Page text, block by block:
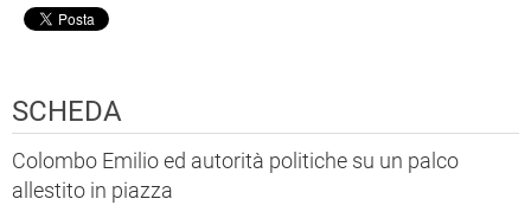
SCHEDA
Colombo Emilio ed autorità politiche su un palco
allestito in piazza